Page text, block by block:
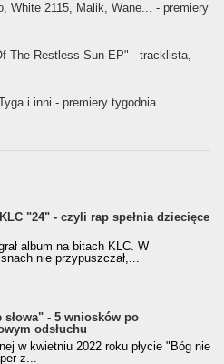
White 2115, Malik, Wane... - premiery
The Restless Sun EP" - tracklista,
i inni - premiery tygodnia
"24" - czyli rap spełnia dziecięce
album na bitach KLC. W
nie przypuszczał,...
słowa" - 5 wniosków po
odsłuchu
w kwietniu 2022 roku płycie "Bóg nie
z...